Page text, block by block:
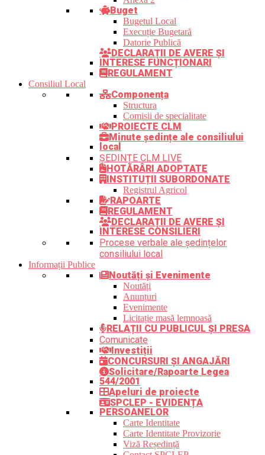
Buget
Bugetul Local
Execuție Bugetară
Datorie Publică
DECLARAȚII DE AVERE ȘI
INTERESE FUNCȚIONARI
REGULAMENT
Consiliul Local
Componența
Structura
Comisii de specialitate
PROIECTE CLM
Minute ședințe ale consiliului
local
ȘEDINȚE CLM LIVE
HOTĂRÂRI ADOPTATE
INSTITUȚII SUBORDONATE
Registrul Agricol
RAPOARTE
REGULAMENT
DECLARAȚII DE AVERE ȘI
INTERESE CONSILIERI
Procese verbale ale ședințelor
consiliului local
Informații Publice
Noutăți și Evenimente
Noutăți
Anunțuri
Evenimente
Licitație masă lemnoasă
RELAȚII CU PUBLICUL ȘI PRESA
Comunicate
Investiții
CONCURSURI ȘI ANGAJĂRI
Solicitare/Rapoarte Legea
544/2001
Apeluri de proiecte
SPCLEP - EVIDENȚA
PERSOANELOR
Carte Identitate
Carte Identitate Provizorie
Viză Reședință